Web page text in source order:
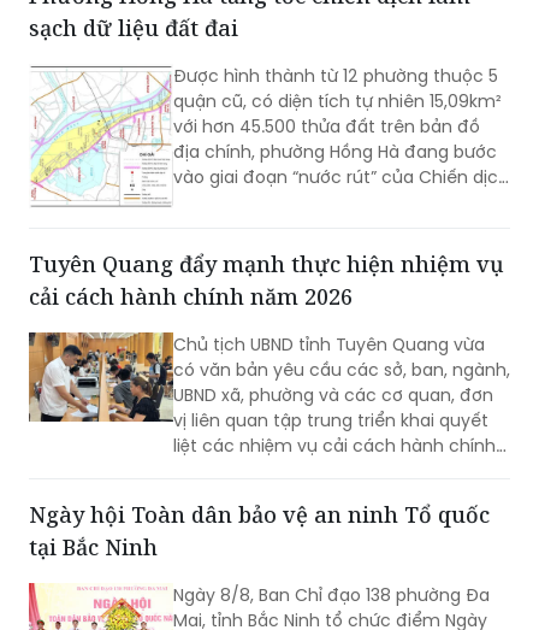
Được hình thành từ 12 phường thuộc 5
quận cũ, có diện tích tự nhiên 15,09km²
với hơn 45.500 thửa đất trên bản đồ
địa chính, phường Hồng Hà đang bước
vào giai đoạn “nước rút” của Chiến dịch
45 ngày hoàn thiện cơ sở dữ liệu quốc
gia về đất đai.
Tuyên Quang đẩy mạnh thực hiện nhiệm vụ
Chủ tịch UBND tỉnh Tuyên Quang vừa
có văn bản yêu cầu các sở, ban, ngành,
UBND xã, phường và các cơ quan, đơn
vị liên quan tập trung triển khai quyết
liệt các nhiệm vụ cải cách hành chính
(CCHC) năm 2026, nhằm khắc phục
những nội dung còn chậm tiến độ,
nâng cao chất lượng thực hiện các tiêu
của tỉnh.
Ngày hội Toàn dân bảo vệ an ninh Tổ quốc
Ngày 8/8, Ban Chỉ đạo 138 phường Đa
hội Toàn dân bảo vệ an ninh Tổ quốc
năm 2026 tại Trường Tiểu học Song